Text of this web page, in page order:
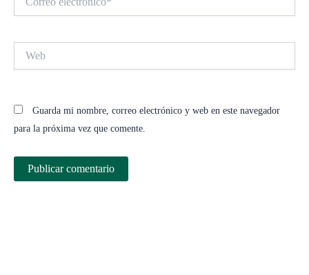
electrónico*
Guarda mi nombre, correo electrónico y web en este navegador
para la próxima vez que comente.